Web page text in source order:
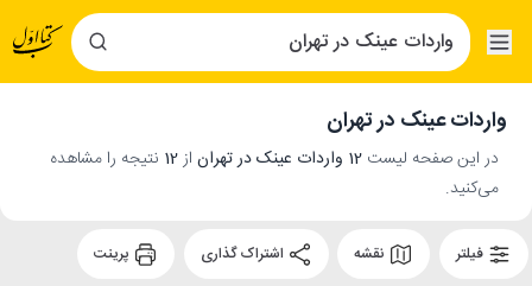
واردات عینک در تهران
در این صفحه لیست 12 واردات عینک در تهران از12 نتیجه را مشاهده
می‌کنید.
فیلتر نقشه